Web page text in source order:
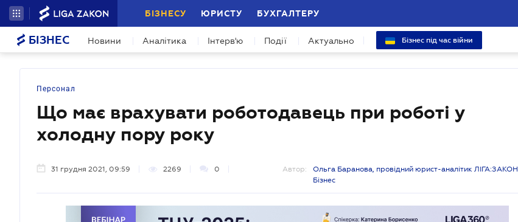
БІЗНЕСУ ЮРИСТУ БУХГАЛТЕРУ
БІЗНЕС Новини Аналітика Інтерв'ю Події Актуально Бізнес під час війни
Персонал
Що має врахувати роботодавець при роботі у
холодну пору року
31 грудня 2021, 09:59 2269 0 Автор:
Ольга Баранова, провідний юрист-аналітик ЛІГА:ЗАКОН
Бізнес